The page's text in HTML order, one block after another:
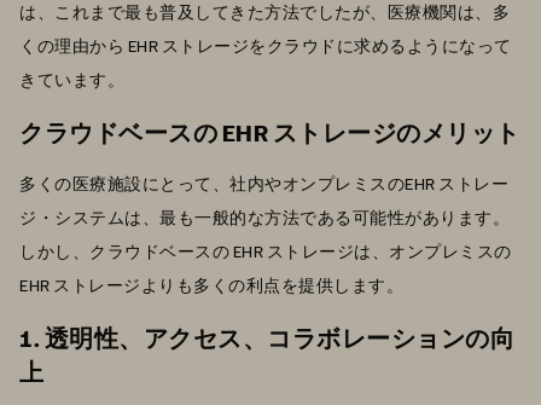
は、これまで最も普及してきた方法でしたが、医療機関は、多
くの理由から EHR ストレージをクラウドに求めるようになって
きています。
クラウドベースの EHR ストレージのメリット
多くの医療施設にとって、社内やオンプレミスのEHR ストレー
ジ・システムは、最も一般的な方法である可能性があります。
しかし、クラウドベースの EHR ストレージは、オンプレミスの
EHR ストレージよりも多くの利点を提供します。
1. 透明性、アクセス、コラボレーションの向
上